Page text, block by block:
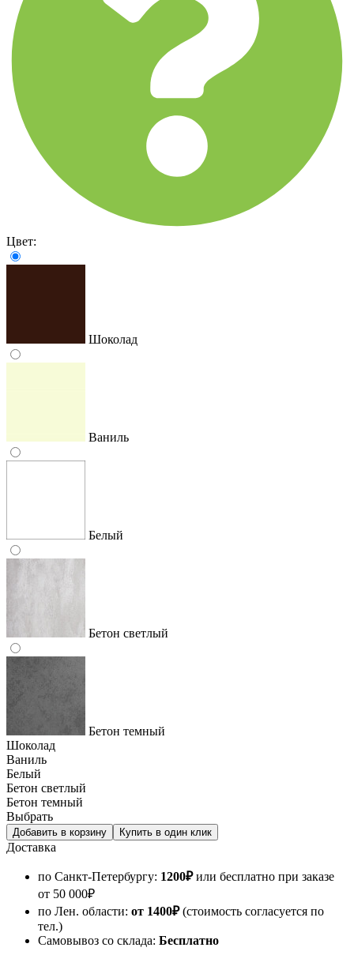
Цвет:
Шоколад
Ваниль
Белый
Бетон светлый
Бетон темный
Шоколад
Ваниль
Белый
Бетон светлый
Бетон темный
Выбрать
Доставка
по Санкт-Петербургу: 1200₽или бесплатно при заказе
от 50 000₽
по Лен. области: от 1400₽(стоимость согласуется по
тел.)
Самовывоз со склада: Бесплатно